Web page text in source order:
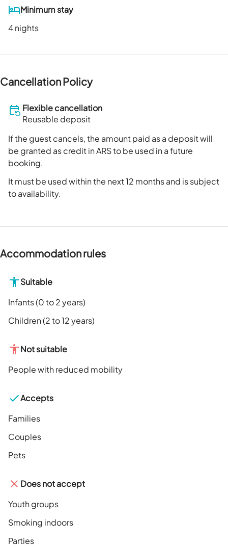
Minimum stay
4 nights
Cancellation Policy
Flexible cancellation
Reusable deposit
If the guest cancels, the amount paid as a deposit will
be granted as credit in ARS to be used in a future
booking.
It must be used within the next 12 months and is subject
to availability.
Accommodation rules
Suitable
Infants (0 to 2 years)
Children (2 to 12 years)
Not suitable
People with reduced mobility
Accepts
Families
Couples
Pets
Does not accept
Youth groups
Smoking indoors
Parties